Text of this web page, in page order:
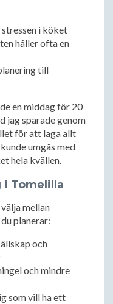
i köket
håller ofta en
till
en middag för 20
jag sparade genom
för att laga allt
umgås med
hela kvällen.
i Tomelilla
mellan
planerar:
och
och mindre
som vill ha ett